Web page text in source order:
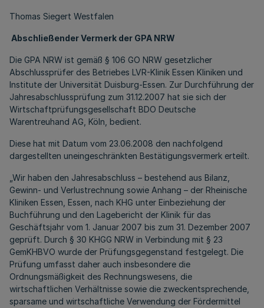
Thomas Siegert Westfalen
Abschließender Vermerk der GPA NRW
Die GPA NRW ist gemäß § 106 GO NRW gesetzlicher
Abschlussprüfer des Betriebes LVR-Klinik Essen Kliniken und
Institute der Universität Duisburg-Essen. Zur Durchführung der
Jahresabschlussprüfung zum 31.12.2007 hat sie sich der
Wirtschaftprüfungsgesellschaft BDO Deutsche
Warentreuhand AG, Köln, bedient.
Diese hat mit Datum vom 23.06.2008 den nachfolgend
dargestellten uneingeschränkten Bestätigungsvermerk erteilt.
„Wir haben den Jahresabschluss – bestehend aus Bilanz,
Gewinn- und Verlustrechnung sowie Anhang – der Rheinische
Kliniken Essen, Essen, nach KHG unter Einbeziehung der
Buchführung und den Lagebericht der Klinik für das
Geschäftsjahr vom 1. Januar 2007 bis zum 31. Dezember 2007
geprüft. Durch § 30 KHGG NRW in Verbindung mit § 23
GemKHBVO wurde der Prüfungsgegenstand festgelegt. Die
Prüfung umfasst daher auch insbesondere die
Ordnungsmäßigkeit des Rechnungswesens, die
wirtschaftlichen Verhältnisse sowie die zweckentsprechende,
sparsame und wirtschaftliche Verwendung der Fördermittel